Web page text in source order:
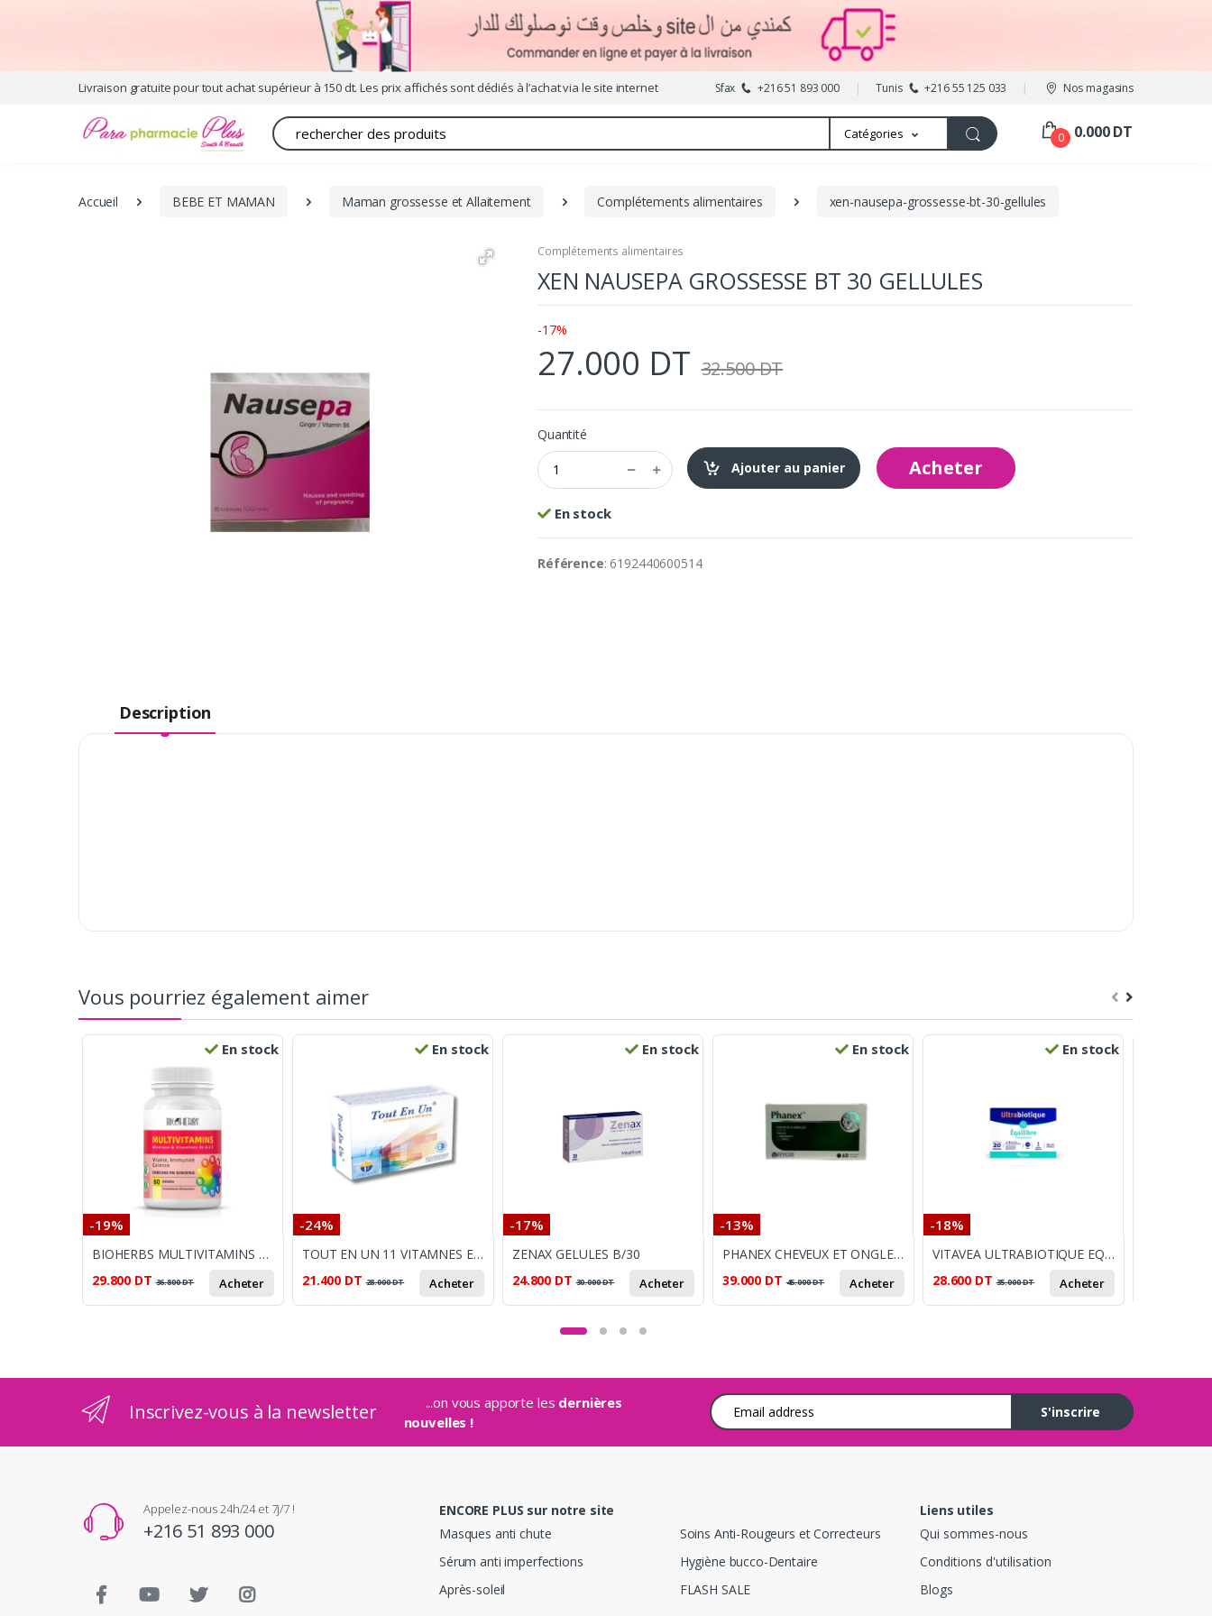
Livraison gratuite pour tout achat supérieur à 150 dt. Les prix affichés sont dédiés à l’achat via le site internet Sfax +216 51 893 000 Tunis +216 55 125 033 Nos magasins
Recherche Catégories 0 0.000 DT
Accueil BEBE ET MAMAN Maman grossesse et Allaitement Complétements alimentaires xen-nausepa-grossesse-bt-30-gellules
Complétements alimentaires
XEN NAUSEPA GROSSESSE BT 30 GELLULES
-17%
27.000 DT 32.500 DT
Quantité
Ajouter au panier
Acheter
En stock
Référence: 6192440600514
Description
Vous pourriez également aimer
En stock
-19%
BIOHERBS MULTIVITAMINS 60 GELULES
29.800 DT 36.800DT Acheter
En stock
-24%
TOUT EN UN 11 VITAMNES ET 8 MINERAUX BT 30
21.400 DT 28.000DT Acheter
En stock
-17%
ZENAX GELULES B/30
24.800 DT 30.000DT Acheter
En stock
-13%
PHANEX CHEVEUX ET ONGLES /60
39.000 DT 45.000DT Acheter
En stock
-18%
VITAVEA ULTRABIOTIQUE EQUILIBRE BTE 10
28.600 DT 35.000DT Acheter
Inscrivez-vous à la newsletter ...on vous apporte les dernières
nouvelles !
Adresse e-mail
S'inscrire
Appelez-nous 24h/24 et 7j/7 !
+216 51 893 000
ENCORE PLUS sur notre site
Masques anti chute
Sérum anti imperfections
Après-soleil
Soins Anti-Rougeurs et Correcteurs
Hygiène bucco-Dentaire
FLASH SALE
Liens utiles
Qui sommes-nous
Conditions d'utilisation
Blogs